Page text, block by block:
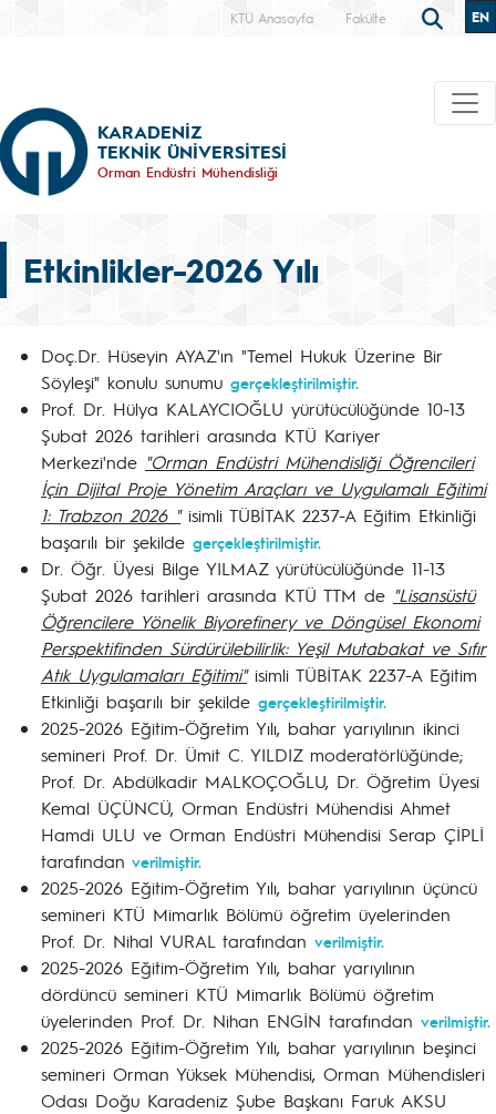
KTÜ Anasayfa Fakülte EN
KARADENİZ
TEKNİK ÜNİVERSİTESİ
Orman Endüstri Mühendisliği
Etkinlikler-2026 Yılı
Doç.Dr. Hüseyin AYAZ'ın "Temel Hukuk Üzerine Bir
Söyleşi" konulu sunumu gerçekleştirilmiştir.
Prof. Dr. Hülya KALAYCIOĞLU yürütücülüğünde 10-13
Şubat 2026 tarihleri arasında KTÜ Kariyer
Merkezi'nde "Orman Endüstri Mühendisliği Öğrencileri
İçin Dijital Proje Yönetim Araçları ve Uygulamalı Eğitimi
1: Trabzon 2026 "isimli TÜBİTAK 2237-A Eğitim Etkinliği
başarılı bir şekilde gerçekleştirilmiştir.
Dr. Öğr. Üyesi Bilge YILMAZ yürütücülüğünde 11-13
Şubat 2026 tarihleri arasında KTÜ TTM de "Lisansüstü
Öğrencilere Yönelik Biyorefinery ve Döngüsel Ekonomi
Perspektifinden Sürdürülebilirlik: Yeşil Mutabakat ve Sıfır
Atık Uygulamaları Eğitimi"isimli TÜBİTAK 2237-A Eğitim
Etkinliği başarılı bir şekilde gerçekleştirilmiştir.
2025-2026 Eğitim-Öğretim Yılı, bahar yarıyılının ikinci
semineri Prof. Dr. Ümit C. YILDIZ moderatörlüğünde;
Prof. Dr. Abdülkadir MALKOÇOĞLU, Dr. Öğretim Üyesi
Kemal ÜÇÜNCÜ, Orman Endüstri Mühendisi Ahmet
Hamdi ULU ve Orman Endüstri Mühendisi Serap ÇİPLİ
tarafından verilmiştir.
2025-2026 Eğitim-Öğretim Yılı, bahar yarıyılının üçüncü
semineri KTÜ Mimarlık Bölümü öğretim üyelerinden
Prof. Dr. Nihal VURAL tarafından verilmiştir.
2025-2026 Eğitim-Öğretim Yılı, bahar yarıyılının
dördüncü semineri KTÜ Mimarlık Bölümü öğretim
üyelerinden Prof. Dr. Nihan ENGİN tarafından verilmiştir.
2025-2026 Eğitim-Öğretim Yılı, bahar yarıyılının beşinci
semineri Orman Yüksek Mühendisi, Orman Mühendisleri
Odası Doğu Karadeniz Şube Başkanı Faruk AKSU